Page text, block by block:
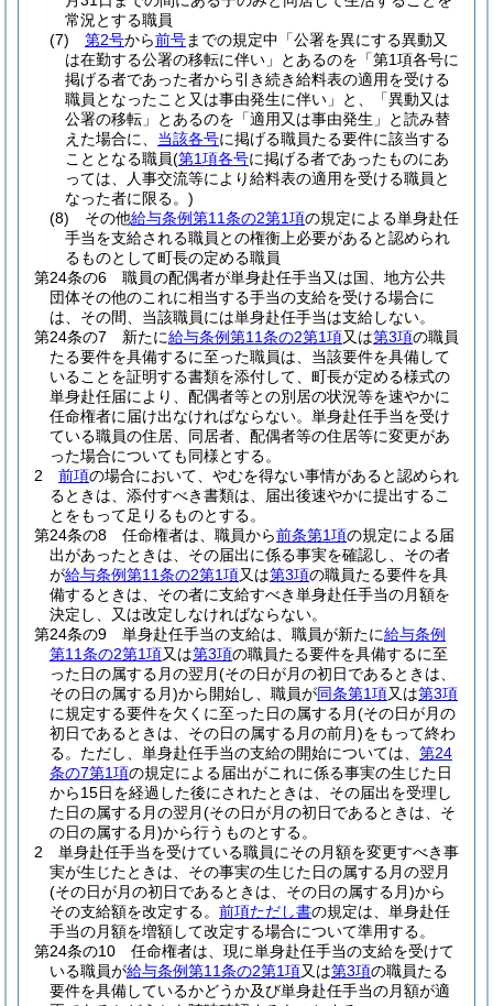
常況とする職員
(7)
第2号から前号までの規定中「公署を異にする異動又
は在勤する公署の移転に伴い」とあるのを「第1項各号に
掲げる者であった者から引き続き給料表の適用を受ける
職員となったこと又は事由発生に伴い」と、「異動又は
公署の移転」とあるのを「適用又は事由発生」と読み替
えた場合に、 当該各号に掲げる職員たる要件に該当する
こととなる職員(第1項各号に掲げる者であったものにあ
っては、人事交流等により給料表の適用を受ける職員と
なった者に限る。)
(8)
その他給与条例第11条の2第1項の規定による単身赴任
手当を支給される職員との権衡上必要があると認められ
るものとして町長の定める職員
第24条の6
職員の配偶者が単身赴任手当又は国、地方公共
団体その他のこれに相当する手当の支給を受ける場合に
は、その間、当該職員には単身赴任手当は支給しない。
第24条の7
新たに給与条例第11条の2第1項又は第3項の職員
たる要件を具備するに至った職員は、当該要件を具備して
いることを証明する書類を添付して、町長が定める様式の
単身赴任届により、配偶者等との別居の状況等を速やかに
任命権者に届け出なければならない。 単身赴任手当を受け
ている職員の住居、同居者、配偶者等の住居等に変更があ
った場合についても同様とする。
2
前項の場合において、やむを得ない事情があると認められ
るときは、添付すべき書類は、届出後速やかに提出するこ
とをもって足りるものとする。
第24条の8
任命権者は、職員から前条第1項の規定による届
出があったときは、その届出に係る事実を確認し、その者
が給与条例第11条の2第1項又は第3項の職員たる要件を具
備するときは、その者に支給すべき単身赴任手当の月額を
決定し、又は改定しなければならない。
第24条の9
単身赴任手当の支給は、職員が新たに給与条例
第11条の2第1項又は第3項の職員たる要件を具備するに至
った日の属する月の翌月(その日が月の初日であるときは、
その日の属する月)から開始し、職員が同条第1項又は第3項
に規定する要件を欠くに至った日の属する月(その日が月の
初日であるときは、その日の属する月の前月)をもって終わ
る。 ただし、単身赴任手当の支給の開始については、 第24
条の7第1項の規定による届出がこれに係る事実の生じた日
から15日を経過した後にされたときは、その届出を受理し
た日の属する月の翌月(その日が月の初日であるときは、そ
の日の属する月)から行うものとする。
2
単身赴任手当を受けている職員にその月額を変更すべき事
実が生じたときは、その事実の生じた日の属する月の翌月
(その日が月の初日であるときは、その日の属する月)から
その支給額を改定する。 前項ただし書の規定は、単身赴任
手当の月額を増額して改定する場合について準用する。
第24条の10
任命権者は、現に単身赴任手当の支給を受けて
いる職員が給与条例第11条の2第1項又は第3項の職員たる
要件を具備しているかどうか及び単身赴任手当の月額が適